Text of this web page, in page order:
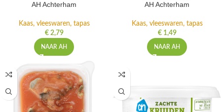
AH Achterham
Kaas, vleeswaren, tapas
€2,79
NAAR AH
AH Achterham
Kaas, vleeswaren, tapas
€1,49
NAAR AH